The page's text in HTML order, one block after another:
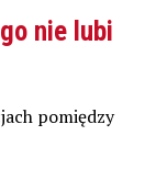
nie lubi
pomiędzy